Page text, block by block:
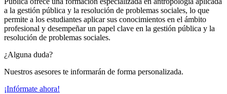
a la gestión pública y la resolución de problemas sociales, lo que
permite a los estudiantes aplicar sus conocimientos en el ámbito
profesional y desempeñar un papel clave en la gestión pública y la
resolución de problemas sociales.
¿Alguna duda?
Nuestros asesores te informarán de forma personalizada.
¡Infórmate ahora!